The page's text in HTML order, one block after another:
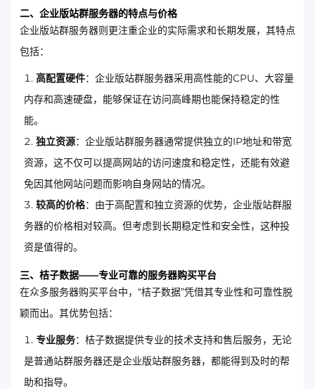
二、企业版站群服务器的特点与价格
企业版站群服务器则更注重企业的实际需求和长期发展，其特点
包括：
高配置硬件：企业版站群服务器采用高性能的CPU、大容量
内存和高速硬盘，能够保证在访问高峰期也能保持稳定的性
能。
独立资源：企业版站群服务器通常提供独立的IP地址和带宽
资源，这不仅可以提高网站的访问速度和稳定性，还能有效避
免因其他网站问题而影响自身网站的情况。
较高的价格：由于高配置和独立资源的优势，企业版站群服
务器的价格相对较高。但考虑到长期稳定性和安全性，这种投
资是值得的。
三、桔子数据——专业可靠的服务器购买平台
在众多服务器购买平台中，“桔子数据”凭借其专业性和可靠性脱
颖而出。其优势包括：
专业服务：桔子数据提供专业的技术支持和售后服务，无论
是普通站群服务器还是企业版站群服务器，都能得到及时的帮
助和指导。